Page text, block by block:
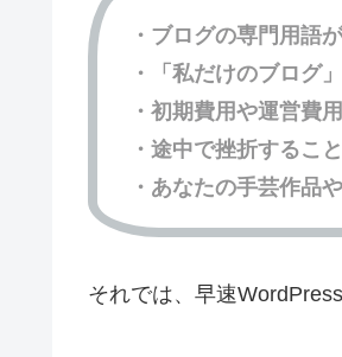
・ブログの専門用語
・「私だけのブログ
・初期費用や運営費
・途中で挫折するこ
・あなたの手芸作品
それでは、早速